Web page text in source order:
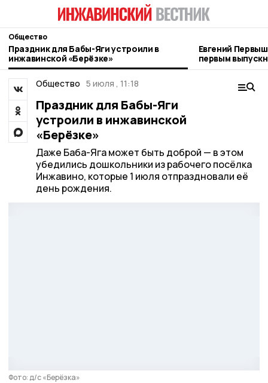
Общество
Праздник для Бабы-Яги устроили в
инжавинской «Берёзке»
Евгений
первым
Тамбовщины»
Общество 5 июля , 11:18
Праздник для Бабы-Яги
устроили в инжавинской
«Берёзке»
Даже Баба-Яга может быть доброй — в этом
убедились дошкольники из рабочего посёлка
Инжавино, которые 1 июля отпраздновали её
день рождения.
Фото: д/с «Берёзка»